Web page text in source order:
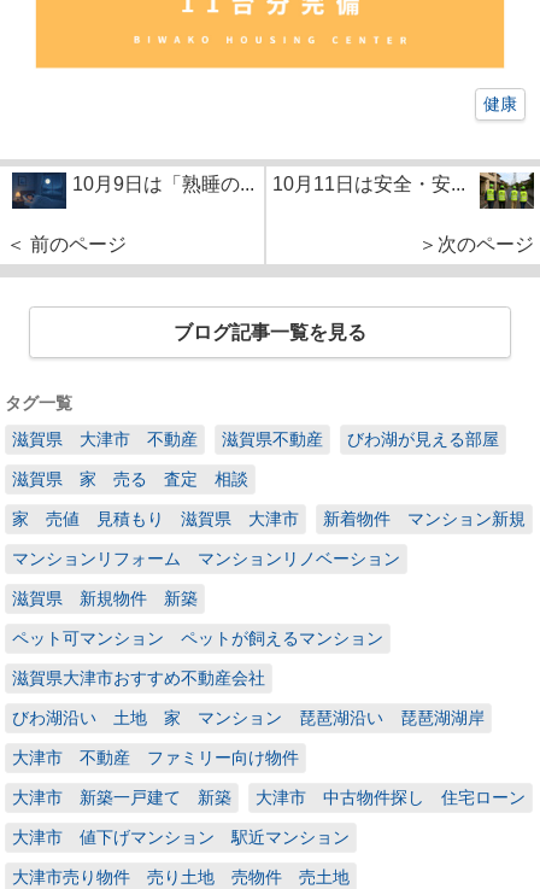
健康
10月9日は「熟睡の...
＜ 前のページ
10月11日は安全・安...
＞次のページ
ブログ記事一覧を見る
タグ一覧
滋賀県 大津市 不動産
滋賀県不動産 びわ湖が見える部屋
滋賀県 家 売る 査定 相談
家 売値 見積もり 滋賀県 大津市 新着物件 マンション新規
マンションリフォーム マンションリノベーション
滋賀県 新規物件 新築
ペット可マンション ペットが飼えるマンション
滋賀県大津市おすすめ不動産会社
びわ湖沿い 土地 家 マンション 琵琶湖沿い 琵琶湖湖岸
大津市 不動産 ファミリー向け物件
大津市 新築一戸建て 新築 大津市 中古物件探し 住宅ローン
大津市 値下げマンション 駅近マンション
大津市売り物件 売り土地 売物件 売土地